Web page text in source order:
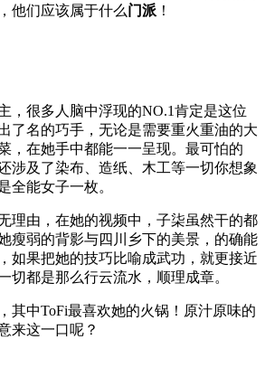
他们应该属于什么门派 ！
，很多人脑中浮现的NO.1肯定是这位
了名的巧手，无论是需要重火重油的大
，在她手中都能一一呈现。最可怕的
涉及了染布、造纸、木工等一切你想象
全能女子一枚。
理由，在她的视频中，子柒虽然干的都
瘦弱的背影与四川乡下的美景，的确能
如果把她的技巧比喻成武功，就更接近
切都是那么行云流水，顺理成章。
其中ToFi最喜欢她的火锅！原汁原味的
来这一口呢？